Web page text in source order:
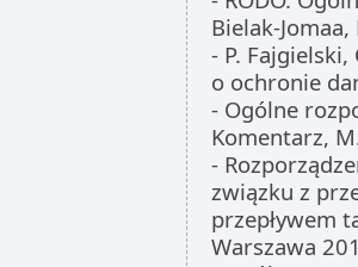
Bielak-
- P.
o ochronie
- Ogólne
Komentarz,
-
związku z
przepływem
Warszawa